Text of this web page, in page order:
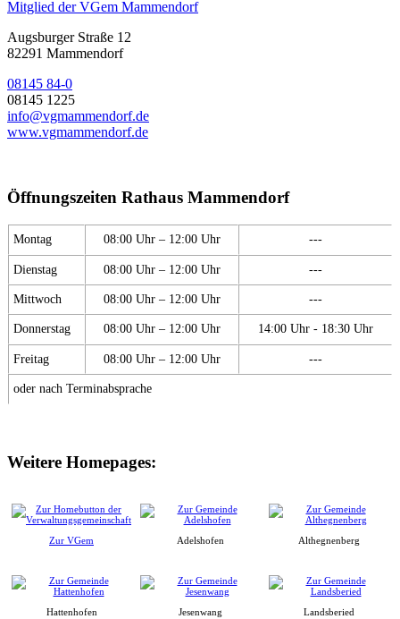
Mitglied der VGem Mammendorf
Augsburger Straße 12
82291 Mammendorf
08145 84-0
08145 1225
info@vgmammendorf.de
www.vgmammendorf.de
Öffnungszeiten Rathaus Mammendorf
Montag 08:00 Uhr – 12:00 Uhr ---
Dienstag 08:00 Uhr – 12:00 Uhr ---
Mittwoch 08:00 Uhr – 12:00 Uhr ---
Donnerstag 08:00 Uhr – 12:00 Uhr 14:00 Uhr - 18:30 Uhr
Freitag 08:00 Uhr – 12:00 Uhr ---
oder nach Terminabsprache
Weitere Homepages:
Zur VGem Adelshofen Althegnenberg
Hattenhofen Jesenwang Landsberied